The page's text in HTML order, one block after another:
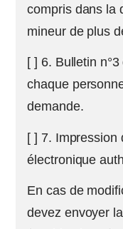
compris dans la
mineur de plus
[ ] 6. Bulletin
chaque
demande.
[ ] 7. Impression
électronique
En cas de
devez envoyer